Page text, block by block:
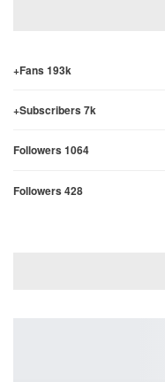
Fans 193k+
Subscribers 7k+
Followers 1064
Followers 428